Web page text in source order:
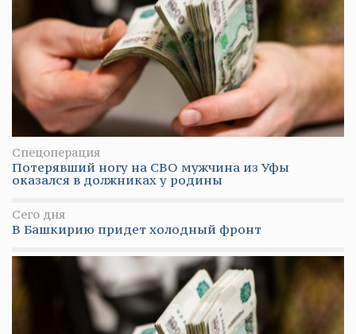
Спецоперация
Потерявший ногу на СВО мужчина из Уфы
оказался в должниках у родины
Сего дня
В Башкирию придет холодный фронт